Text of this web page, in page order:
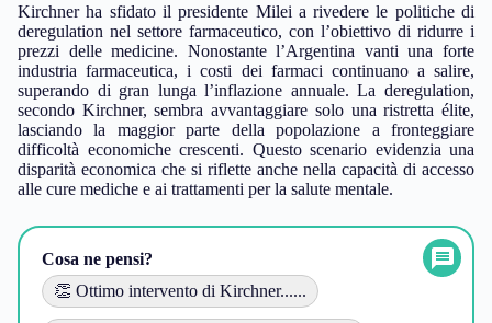
Kirchner ha sfidato il presidente Milei a rivedere le politiche di
deregulation nel settore farmaceutico, con l’obiettivo di ridurre i
prezzi delle medicine. Nonostante l’Argentina vanti una forte
industria farmaceutica, i costi dei farmaci continuano a salire,
superando di gran lunga l’inflazione annuale. La deregulation,
secondo Kirchner, sembra avvantaggiare solo una ristretta élite,
lasciando la maggior parte della popolazione a fronteggiare
difficoltà economiche crescenti. Questo scenario evidenzia una
disparità economica che si riflette anche nella capacità di accesso
alle cure mediche e ai trattamenti per la salute mentale.
Cosa ne pensi?
👏 Ottimo intervento di Kirchner......